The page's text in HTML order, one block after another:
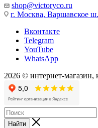
shop@victoryco.ru
г. Москва, Варшавское
Вконтакте
Telegram
YouTube
WhatsApp
2026 © интернет-
Найти